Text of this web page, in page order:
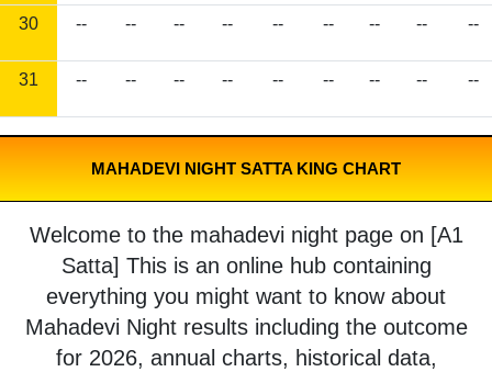
30 -- -- -- -- -- -- -- -- --
31 -- -- -- -- -- -- -- -- --
MAHADEVI NIGHT SATTA KING CHART
Welcome to the mahadevi night page on [A1
Satta] This is an online hub containing
everything you might want to know about
Mahadevi Night results including the outcome
for 2026, annual charts, historical data,